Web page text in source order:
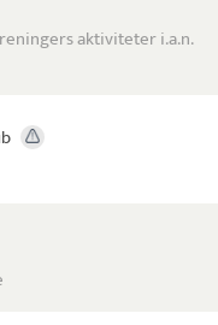
aktiviteter i.a.n.